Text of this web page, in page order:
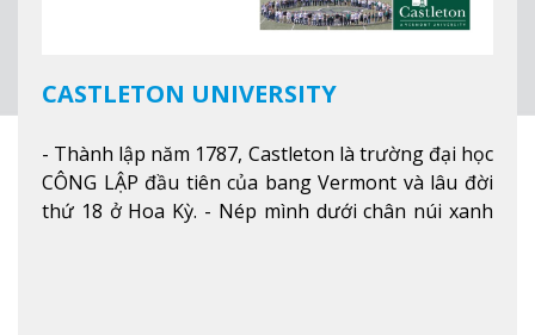
CASTLETON UNIVERSITY
- Thành lập năm 1787, Castleton là trường đại học
CÔNG LẬP đầu tiên của bang Vermont và lâu đời
thứ 18 ở Hoa Kỳ. - Nép mình dưới chân núi xanh